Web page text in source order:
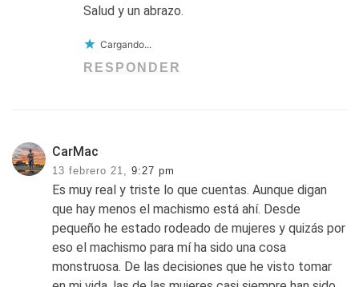
Salud y un abrazo.
Cargando...
RESPONDER
CarMac
13 febrero 21, 9:27 pm
Es muy real y triste lo que cuentas. Aunque digan
que hay menos el machismo está ahí. Desde
pequeño he estado rodeado de mujeres y quizás por
eso el machismo para mí ha sido una cosa
monstruosa. De las decisiones que he visto tomar